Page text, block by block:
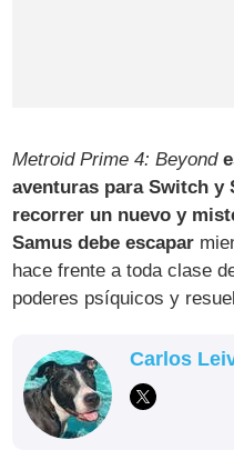
Metroid Prime 4: Beyond
aventuras para Switch y
recorrer un nuevo y
Samus debe escapar
hace frente a toda clase
poderes psíquicos y
Carlos